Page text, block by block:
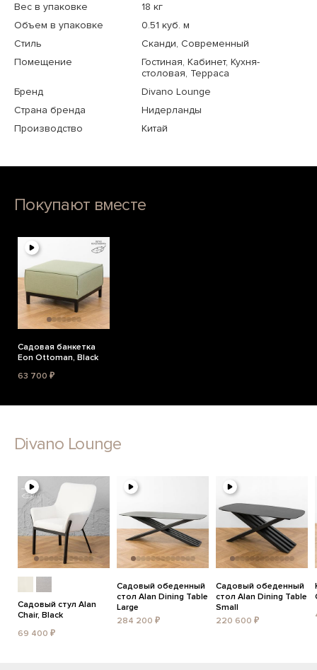
Вес в упаковке
18 кг
Объем в упаковке
0.51 куб. м
Стиль
Сканди, Современный
Помещение
Гостиная, Кабинет, Кухня-
столовая, Терраса
Бренд
Divano Lounge
Страна бренда
Нидерланды
Производство
Китай
Покупают вместе
Садовая банкетка
Eon Ottoman, Black
63 700 ₽
Divano Lounge
Садовый стул Alan
Chair, Black
69 400 ₽
Садовый обеденный
стол Alan Dining Table
Large
284 200 ₽
Садовый обеденный
стол Alan Dining Table
Small
220 600 ₽